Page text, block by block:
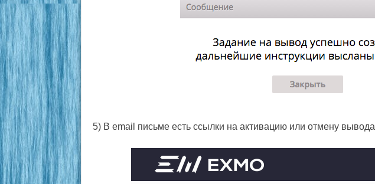
5) В email письме есть ссылки на активацию или отмену вывода